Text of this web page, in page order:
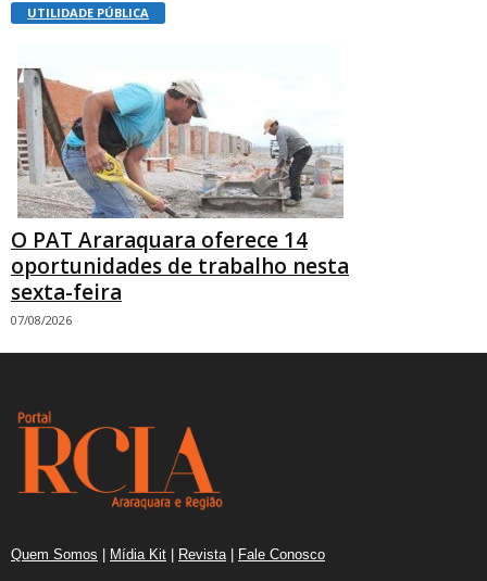
UTILIDADE PÚBLICA
O PAT Araraquara oferece 14
oportunidades de trabalho nesta
sexta-feira
07/08/2026
Quem Somos | Mídia Kit | Revista | Fale Conosco